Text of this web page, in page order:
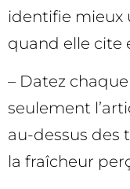
identifie mieux
quand elle cite
– Datez
seulement
au-dessus des
la fraîcheur